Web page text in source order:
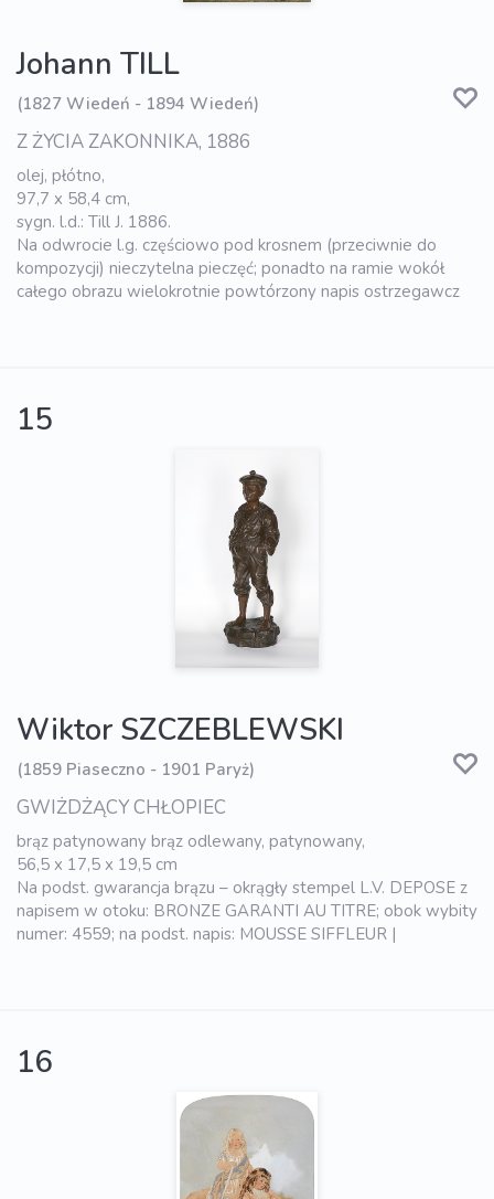
Johann TILL
(1827 Wiedeń - 1894 Wiedeń)
Z ŻYCIA ZAKONNIKA, 1886
olej, płótno,
97,7 x 58,4 cm,
sygn. l.d.: Till J. 1886.
Na odwrocie l.g. częściowo pod krosnem (przeciwnie do
kompozycji) nieczytelna pieczęć; ponadto na ramie wokół
całego obrazu wielokrotnie powtórzony napis ostrzegawcz
15
Wiktor SZCZEBLEWSKI
(1859 Piaseczno - 1901 Paryż)
GWIŻDŻĄCY CHŁOPIEC
brąz patynowany brąz odlewany, patynowany,
56,5 x 17,5 x 19,5 cm
Na podst. gwarancja brązu – okrągły stempel L.V. DEPOSE z
napisem w otoku: BRONZE GARANTI AU TITRE; obok wybity
numer: 4559; na podst. napis: MOUSSE SIFFLEUR |
16